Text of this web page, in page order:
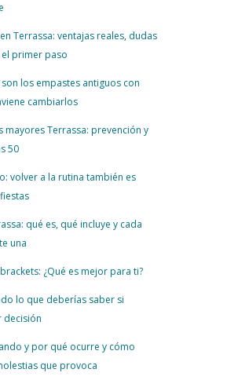
Terrassa: ventajas reales, dudas
primer paso
los empastes antiguos con
cambiarlos
mayores Terrassa: prevención y
50
volver a la rutina también es
qué es, qué incluye y cada
una
¿Qué es mejor para ti?
lo que deberías saber si
decisión
y por qué ocurre y cómo
que provoca